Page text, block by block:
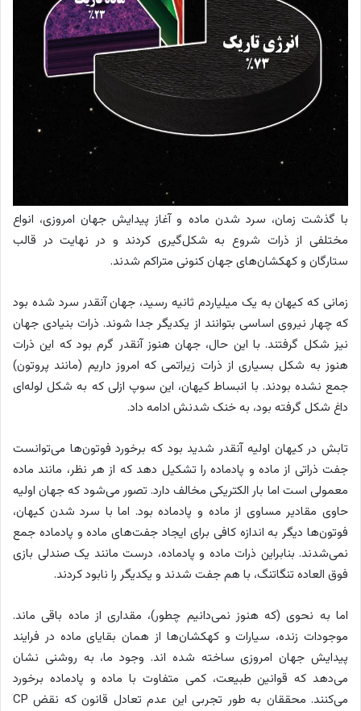
با گذشت زمان، سرد شدن ماده و آغاز پیدایش جهان امروزی، انواع
مختلفی از ذرات شروع به شکل‌گیری کردند و در نهایت در قالب
ستارگان و کهکشان‌های جهان کنونی متراکم شدند.
زمانی که کیهان به یک میلیاردم ثانیه رسید، جهان آنقدر سرد شده بود
که چهار نیروی اساسی بتوانند از یکدیگر جدا شوند. ذرات بنیادی جهان
نیز شکل گرفتند. با این حال، جهان هنوز آنقدر گرم بود که این ذرات
هنوز به شکل بسیاری از ذرات زیراتمی که امروز داریم (مانند پروتون)
جمع نشده بودند. با انبساط کیهان، این سوپ ازلی که به شکل لوله‌ای
داغ شکل گرفته بود، به خنک شدنش ادامه داد.
تابش در کیهان اولیه آنقدر شدید بود که برخورد فوتون‌ها می‌توانست
جفت ذراتی از ماده و پادماده را تشکیل دهد که از هر نظر، مانند ماده
معمولی است اما بار الکتریکی مخالف دارد. تصور می‌شود که جهان اولیه
حاوی مقادیر مساوی از ماده و پادماده بود. اما با سرد شدن کیهان،
فوتون‌ها دیگر به اندازه کافی برای ایجاد جفت‌های ماده و پادماده جمع
نمی‌شدند. بنابراین ذرات ماده و پادماده، درست مانند یک صندلی بازی
فوق العاده تنگاتنگ، با هم جفت شدند و یکدیگر را نابود کردند.
اما به نحوی (که هنوز نمی‌دانیم چطور)، مقداری از ماده باقی ماند.
موجودات زنده، سیارات و کهکشان‌ها از همان بقایای ماده در فرایند
پیدایش جهان امروزی ساخته شده اند. وجود ما، به روشنی نشان
می‌دهد که قوانین طبیعت، کمی متفاوت با ماده و پادماده برخورد
می‌کنند. محققان به طور تجربی این عدم تعادل قانون که نقض CP